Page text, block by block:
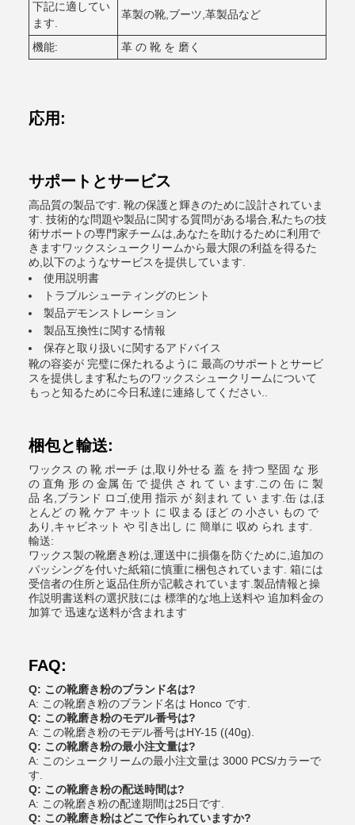
下記に適してい
ます.
革製の靴,ブーツ,革製品など
機能: 革 の 靴 を 磨く
応用:
サポートとサービス
高品質の製品です. 靴の保護と輝きのために設計されていま
す. 技術的な問題や製品に関する質問がある場合,私たちの技
術サポートの専門家チームは,あなたを助けるために利用で
きますワックスシュークリームから最大限の利益を得るた
め,以下のようなサービスを提供しています.
使用説明書
トラブルシューティングのヒント
製品デモンストレーション
製品互換性に関する情報
保存と取り扱いに関するアドバイス
靴の容姿が 完璧に保たれるように 最高のサポートとサービ
スを提供します私たちのワックスシュークリームについて
もっと知るために今日私達に連絡してください..
梱包と輸送:
ワックス の 靴 ポーチ は,取り外せる 蓋 を 持つ 堅固 な 形
の 直角 形 の 金属 缶 で 提供 さ れ て い ます.この 缶 に 製
品 名,ブランド ロゴ,使用 指示 が 刻まれ て い ます.缶 は,ほ
とんど の 靴 ケア キット に 収まる ほど の 小さい もの で
あり,キャビネット や 引き出し に 簡単に 収め られ ます.
輸送:
ワックス製の靴磨き粉は,運送中に損傷を防ぐために,追加の
パッシングを付いた紙箱に慎重に梱包されています. 箱には
受信者の住所と返品住所が記載されています.製品情報と操
作説明書送料の選択肢には 標準的な地上送料や 追加料金の
加算で 迅速な送料が含まれます
FAQ:
Q: この靴磨き粉のブランド名は?
A: この靴磨き粉のブランド名は Honco です.
Q: この靴磨き粉のモデル番号は?
A: この靴磨き粉のモデル番号はHY-15 ((40g).
Q: この靴磨き粉の最小注文量は?
A: このシュークリームの最小注文量は 3000 PCS/カラーで
す.
Q: この靴磨き粉の配送時間は?
A: この靴磨き粉の配達期間は25日です.
Q: この靴磨き粉はどこで作られていますか?